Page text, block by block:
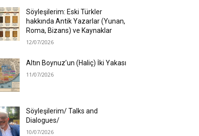
Söyleşilerim: Eski Türkler
hakkında Antik Yazarlar (Yunan,
Roma, Bizans) ve Kaynaklar
12/07/2026
Altın Boynuz’un (Haliç) İki Yakası
11/07/2026
Söyleşilerim/ Talks and
Dialogues/
10/07/2026